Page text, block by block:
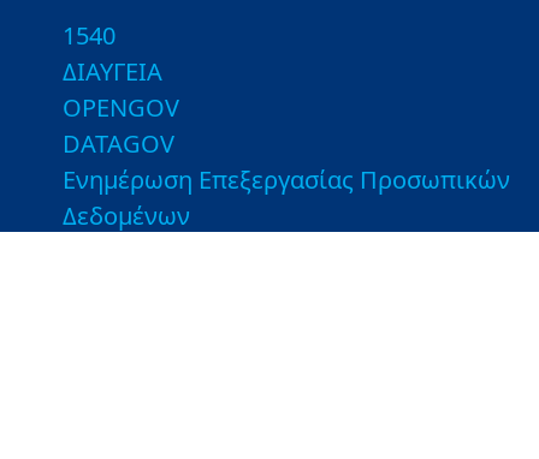
1540
ΔΙΑΥΓΕΙΑ
OPENGOV
DATAGOV
Ενημέρωση Επεξεργασίας Προσωπικών
Δεδομένων